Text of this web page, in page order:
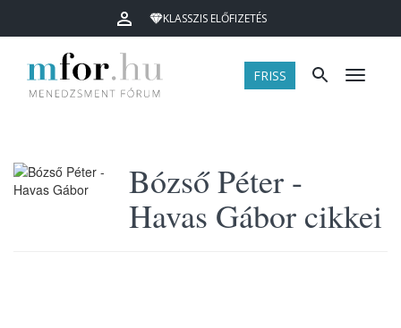
KLASSZIS ELŐFIZETÉS
FRISS Menü
Bózső Péter -
Havas Gábor cikkei